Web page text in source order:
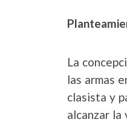
La
las armas
clasista y
alcanzar la